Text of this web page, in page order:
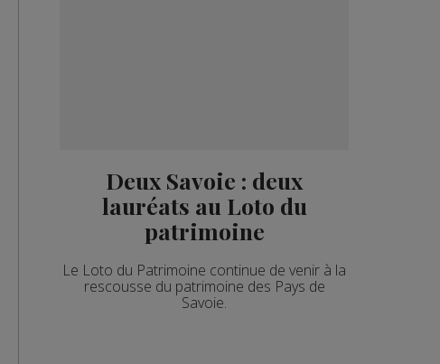
Deux Savoie : deux
lauréats au Loto du
patrimoine
Le Loto du Patrimoine continue de venir à la
rescousse du patrimoine des Pays de
Savoie.